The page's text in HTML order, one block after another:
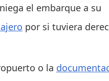
el embarque a su
por si tuviera
o la